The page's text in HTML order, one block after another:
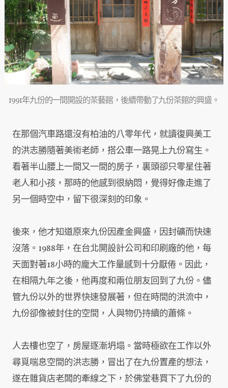
1991年九份的一間開設的茶藝館，後續帶動了九份茶館的興盛。
在那個汽車路還沒有柏油的八零年代，就讀復興美工
的洪志勝隨著美術老師，搭公車一路晃上九份寫生。
看著半山腰上一間又一間的房子，裏頭卻只零星住著
老人和小孩，那時的他感到很納悶，覺得好像走進了
另一個時空中，留下很深刻的印象。
後來，他才知道原來九份因產金興盛，因封礦而快速
沒落。1988年，在台北開設計公司和印刷廠的他，每
天面對著18小時的龐大工作量感到十分厭倦。因此，
在相隔九年之後，他再度和兩位朋友回到了九份。儘
管九份以外的世界快速發展著，但在時間的洪流中，
九份卻像被封住的空間，人與物仍持續的蕭條。
人去樓也空了，房屋逐漸坍塌。當時極欲在工作以外
尋覓喘息空間的洪志勝，冒出了在九份置產的想法，
遂在雜貨店老闆的牽線之下，於佛堂巷買下了九份的